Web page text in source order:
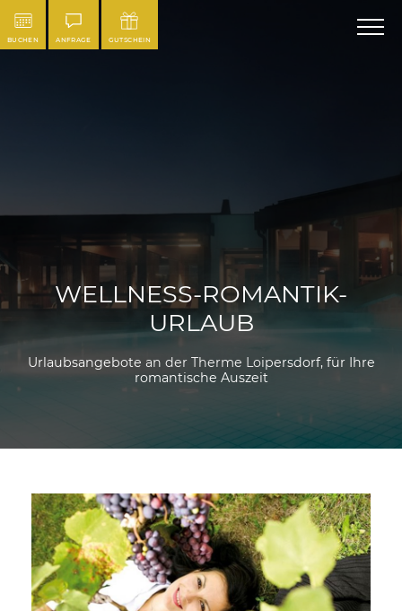
BUCHEN ANFRAGE GUTSCHEIN
WELLNESS-ROMANTIK-
URLAUB
Urlaubsangebote an der Therme Loipersdorf, für Ihre
romantische Auszeit